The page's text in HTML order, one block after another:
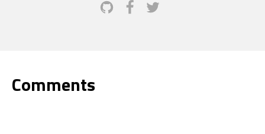
Comments